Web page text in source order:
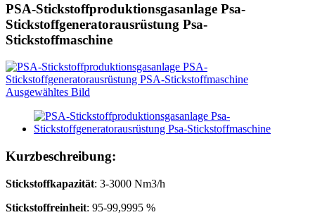
PSA-Stickstoffproduktionsgasanlage Psa-
Stickstoffgeneratorausrüstung Psa-
Stickstoffmaschine
Kurzbeschreibung:
Stickstoffkapazität: 3-3000 Nm3/h
Stickstoffreinheit: 95-99,9995 %